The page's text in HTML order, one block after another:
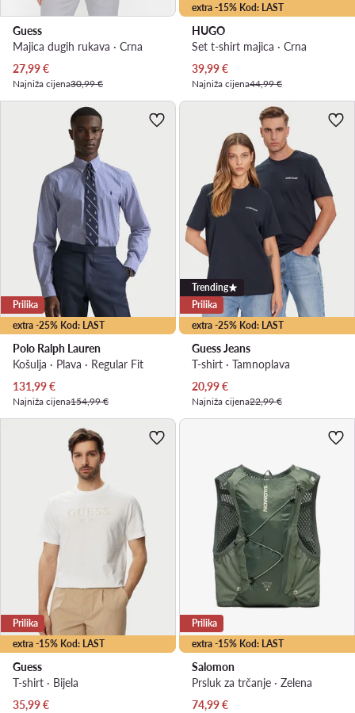
Guess
Majica dugih rukava · Crna
Trenutna cijena
27,99€
Najniža cijena30,99 €
extra -15% Kod: LAST
HUGO
Set t-shirt majica · Crna
Trenutna cijena
39,99€
Najniža cijena44,99 €
extra -25% Kod: LAST
Prilika
Polo Ralph Lauren
Košulja · Plava · Regular Fit
Trenutna cijena
131,99€
Najniža cijena154,99 €
extra -25% Kod: LAST
Trending
Prilika
Guess Jeans
T-shirt · Tamnoplava
Trenutna cijena
20,99€
Najniža cijena22,99 €
extra -15% Kod: LAST
Prilika
Guess
T-shirt · Bijela
Trenutna cijena
35,99€
extra -15% Kod: LAST
Prilika
Salomon
Prsluk za trčanje · Zelena
Trenutna cijena
74,99€